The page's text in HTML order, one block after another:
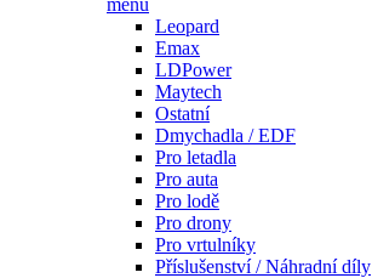
menu
Leopard
Emax
LDPower
Maytech
Ostatní
Dmychadla / EDF
Pro letadla
Pro auta
Pro lodě
Pro drony
Pro vrtulníky
Příslušenství / Náhradní díly